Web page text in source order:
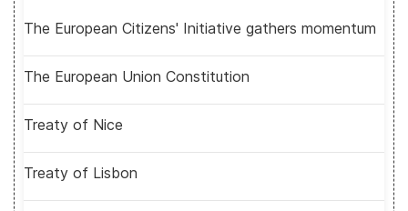
The European Citizens' Initiative gathers momentum
The European Union Constitution
Treaty of Nice
Treaty of Lisbon